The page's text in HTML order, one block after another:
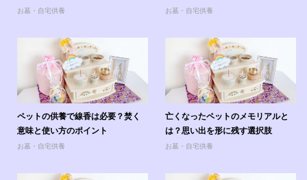
お墓・自宅供養 お墓・自宅供養
ペットの供養で線香は必要？焚く
意味と使い方のポイント
お墓・自宅供養
亡くなったペットのメモリアルと
は？思い出を形に残す選択肢
お墓・自宅供養